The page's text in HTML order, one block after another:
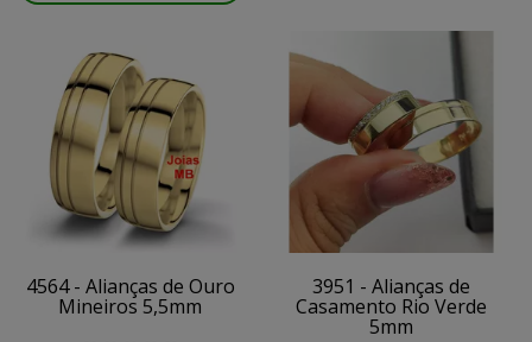
4564 - Alianças de Ouro
Mineiros 5,5mm
3951 - Alianças de
Casamento Rio Verde
5mm